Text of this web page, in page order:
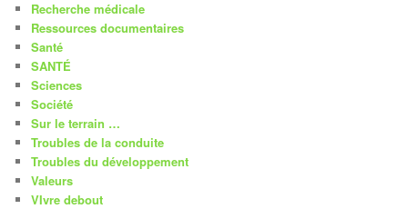
Recherche médicale
Ressources documentaires
Santé
SANTÉ
Sciences
Société
Sur le terrain …
Troubles de la conduite
Troubles du développement
Valeurs
VIvre debout